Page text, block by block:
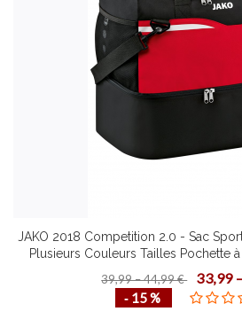
JAKO 2018 Competition 2.0 - Sac
Plusieurs Couleurs Tailles Pochette
Compartiment Principal
39,99 – 44,99 € 33,99
‐ 15 %